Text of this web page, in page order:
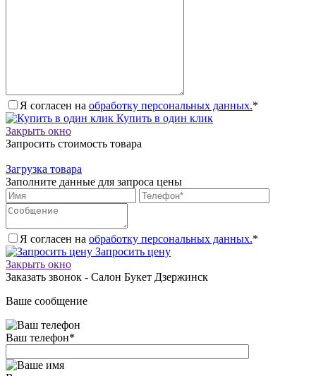
Я согласен на обработку персональных данных.*
Купить в один клик
Закрыть окно
Запросить стоимость товара
Загрузка товара
Заполните данные для запроса цены
Я согласен на обработку персональных данных.*
Запросить цену
Закрыть окно
Заказать звонок - Салон Букет Дзержинск
Ваше сообщение
Ваш телефон*